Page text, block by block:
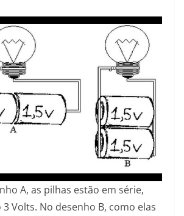
A, as pilhas estão em série,
Volts. No desenho B, como elas